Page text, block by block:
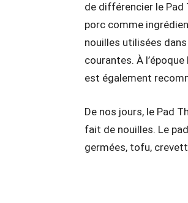
de différencier le Pad
porc comme
nouilles utilisées
courantes. À
est également
De nos jours, le Pad
fait de nouilles. Le
germées, tofu,